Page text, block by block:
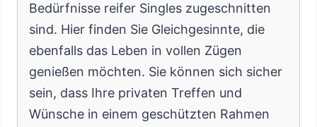
Bedürfnisse reifer Singles zugeschnitten
sind. Hier finden Sie Gleichgesinnte, die
ebenfalls das Leben in vollen Zügen
genießen möchten. Sie können sich sicher
sein, dass Ihre privaten Treffen und
Wünsche in einem geschützten Rahmen